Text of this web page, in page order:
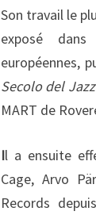
Son travail le
exposé
européennes,
Secolo del Jazz
MART de
Il a ensuite
Cage, Arvo
Records